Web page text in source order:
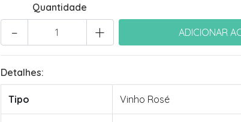
Quantidade
+
-
Detalhes:
Tipo Vinho Rosé